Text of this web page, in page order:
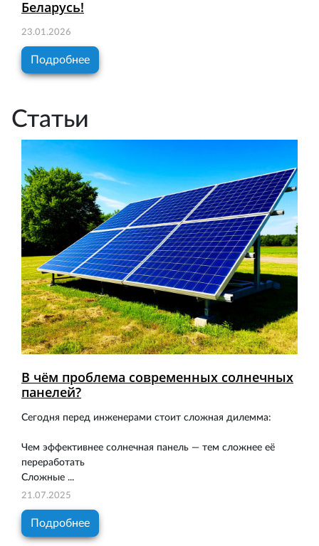
Беларусь!
23.01.2026
Подробнее
Статьи
В чём проблема современных солнечных
панелей?
Сегодня перед инженерами стоит сложная дилемма:
Чем эффективнее солнечная панель — тем сложнее её
переработать
Сложные ...
21.07.2025
Подробнее